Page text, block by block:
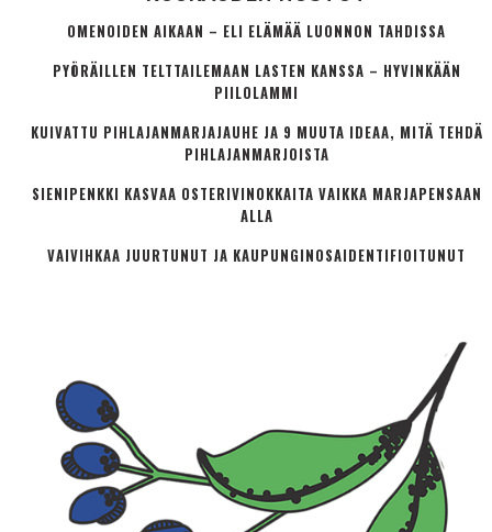
OMENOIDEN AIKAAN – ELI ELÄMÄÄ LUONNON TAHDISSA
PYÖRÄILLEN TELTTAILEMAAN LASTEN KANSSA – HYVINKÄÄN
PIILOLAMMI
KUIVATTU PIHLAJANMARJAJAUHE JA 9 MUUTA IDEAA, MITÄ TEHDÄ
PIHLAJANMARJOISTA
SIENIPENKKI KASVAA OSTERIVINOKKAITA VAIKKA MARJAPENSAAN
ALLA
VAIVIHKAA JUURTUNUT JA KAUPUNGINOSA­IDENTIFIOITUNUT